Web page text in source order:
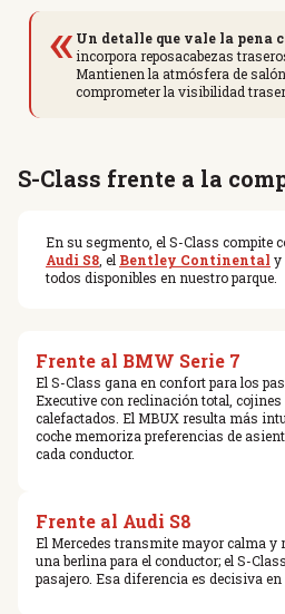
« Un detalle que vale la pena
incorpora reposacabezas
Mantienen la atmósfera de
comprometer la visibilidad
S-Class frente a la
En su segmento, el S-Class compite
Audi S8, el Bentley Continental y
todos disponibles en nuestro parque.
Frente al BMW Serie 7
El S-Class gana en confort para los
Executive con reclinación total,
calefactados. El MBUX resulta más
coche memoriza preferencias de
cada conductor.
Frente al Audi S8
El Mercedes transmite mayor calma y
una berlina para el conductor; el S-
pasajero. Esa diferencia es decisiva